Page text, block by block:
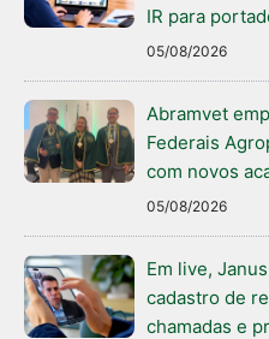
IR para
05/08/2026
Abramvet
Federais
com novos
05/08/2026
Em live,
cadastro de
chamadas e